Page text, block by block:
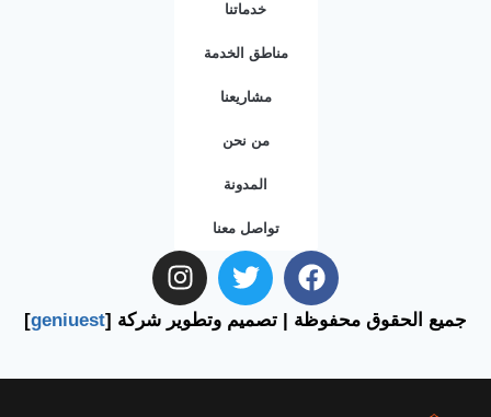
خدماتنا
مناطق الخدمة
مشاريعنا
من نحن
المدونة
تواصل معنا
جميع الحقوق محفوظة | تصميم وتطوير شركة [geniuest
]